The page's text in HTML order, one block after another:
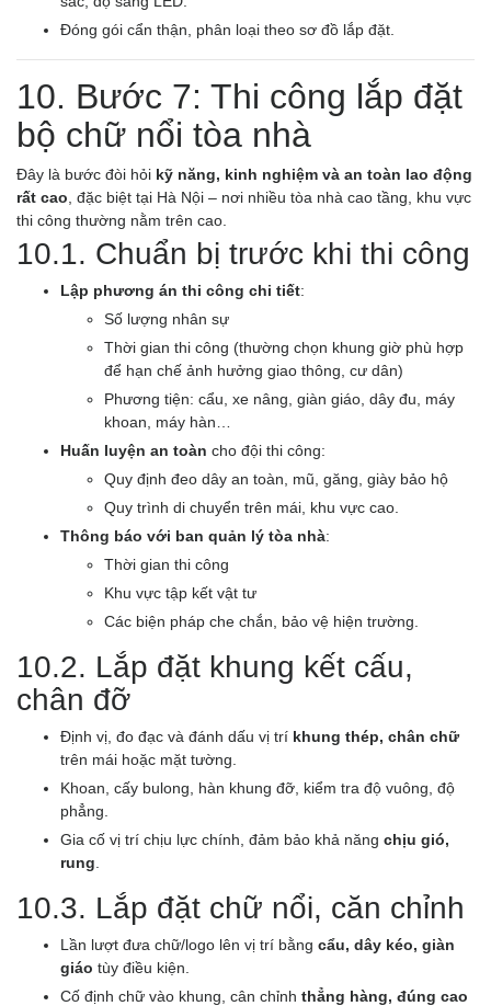
Đóng gói cẩn thận, phân loại theo sơ đồ lắp đặt.
10. Bước 7: Thi công lắp đặt
bộ chữ nổi tòa nhà
Đây là bước đòi hỏi kỹ năng, kinh nghiệm và an toàn lao động
rất cao , đặc biệt tại Hà Nội – nơi nhiều tòa nhà cao tầng, khu vực
thi công thường nằm trên cao.
10.1. Chuẩn bị trước khi thi công
Lập phương án thi công chi tiết:
Số lượng nhân sự
Thời gian thi công (thường chọn khung giờ phù hợp
để hạn chế ảnh hưởng giao thông, cư dân)
Phương tiện: cẩu, xe nâng, giàn giáo, dây đu, máy
khoan, máy hàn…
Huấn luyện an toàn cho đội thi công:
Quy định đeo dây an toàn, mũ, găng, giày bảo hộ
Quy trình di chuyển trên mái, khu vực cao.
Thông báo với ban quản lý tòa nhà:
Thời gian thi công
Khu vực tập kết vật tư
Các biện pháp che chắn, bảo vệ hiện trường.
10.2. Lắp đặt khung kết cấu,
chân đỡ
Định vị, đo đạc và đánh dấu vị trí khung thép, chân chữ
trên mái hoặc mặt tường.
Khoan, cấy bulong, hàn khung đỡ, kiểm tra độ vuông, độ
phẳng.
Gia cố vị trí chịu lực chính, đảm bảo khả năng chịu gió,
rung
10.3. Lắp đặt chữ nổi, căn chỉnh
Lần lượt đưa chữ/logo lên vị trí bằng cẩu, dây kéo, giàn
giáo tùy điều kiện.
Cố định chữ vào khung, cân chỉnh thẳng hàng, đúng cao